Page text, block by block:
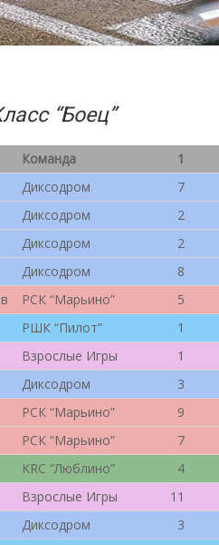
“Боец”
Команда
1
Диксодром
7
Диксодром
2
Диксодром
2
Диксодром
8
РСК “Марьино”
5
РШК “Пилот”
1
Взрослые Игры
1
Диксодром
3
РСК “Марьино”
9
РСК “Марьино”
7
KRC “Люблино”
4
Взрослые Игры
11
Диксодром
3